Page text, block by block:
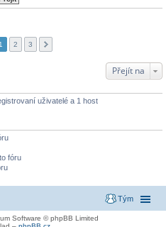
1 2 3
Přejít na
uživatelé a 1 host
fóru
Tým
Software © phpBB Limited